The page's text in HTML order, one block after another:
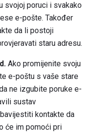
svojoj poruci i svakako
e-pošte. Također
da li postoji
staru adresu.
Ako promijenite svoju
e-poštu s vaše stare
ne izgubite poruke e-
sustav
kontakte da
će im pomoći pri